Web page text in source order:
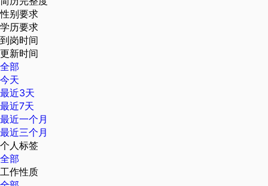
性别要求
学历要求
到岗时间
更新时间
全部
今天
最近3天
最近7天
最近一个月
最近三个月
个人标签
全部
工作性质